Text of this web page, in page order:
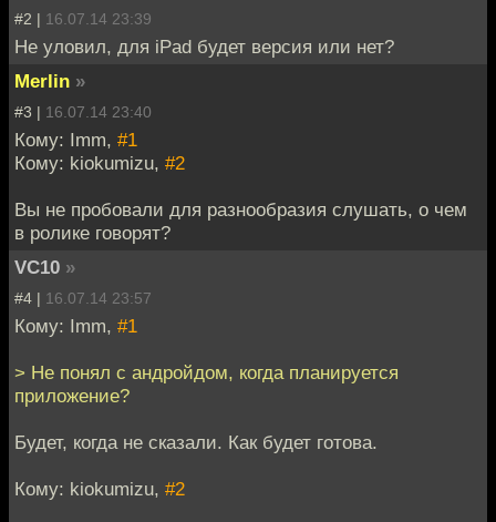
#2 | 16.07.14 23:39
Не уловил, для iPad будет версия или нет?
Merlin »
#3 | 16.07.14 23:40
Кому: Imm, #1
Кому: kiokumizu, #2
Вы не пробовали для разнообразия слушать, о чем
в ролике говорят?
VC10 »
#4 | 16.07.14 23:57
Кому: Imm, #1
> Не понял с андройдом, когда планируется
приложение?
Будет, когда не сказали. Как будет готова.
Кому: kiokumizu, #2